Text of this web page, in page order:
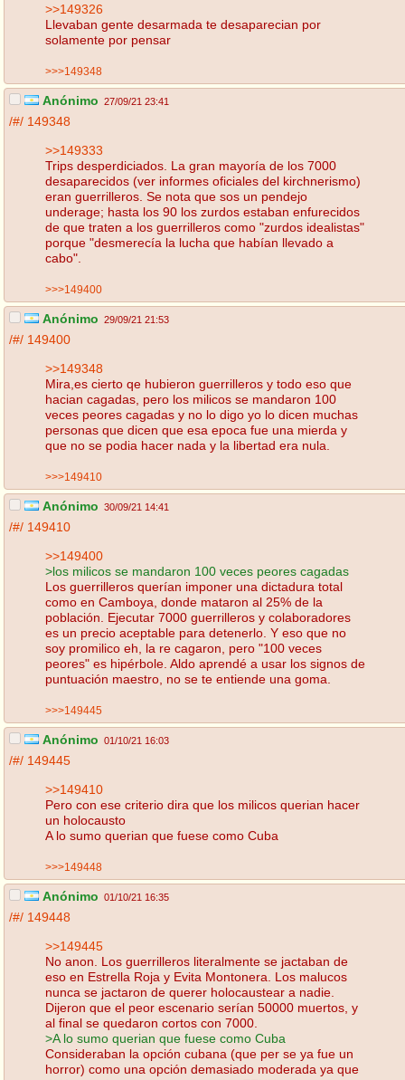
>>149326
Llevaban gente desarmada te desaparecian por
solamente por pensar
>>>149348
Anónimo 27/09/21 23:41
/#/ 149348
>>149333
Trips desperdiciados. La gran mayoría de los 7000
desaparecidos (ver informes oficiales del kirchnerismo)
eran guerrilleros. Se nota que sos un pendejo
underage; hasta los 90 los zurdos estaban enfurecidos
de que traten a los guerrilleros como "zurdos idealistas"
porque "desmerecía la lucha que habían llevado a
cabo".
>>>149400
Anónimo 29/09/21 21:53
/#/ 149400
>>149348
Mira,es cierto qe hubieron guerrilleros y todo eso que
hacian cagadas, pero los milicos se mandaron 100
veces peores cagadas y no lo digo yo lo dicen muchas
personas que dicen que esa epoca fue una mierda y
que no se podia hacer nada y la libertad era nula.
>>>149410
Anónimo 30/09/21 14:41
/#/ 149410
>>149400
>los milicos se mandaron 100 veces peores cagadas
Los guerrilleros querían imponer una dictadura total
como en Camboya, donde mataron al 25% de la
población. Ejecutar 7000 guerrilleros y colaboradores
es un precio aceptable para detenerlo. Y eso que no
soy promilico eh, la re cagaron, pero "100 veces
peores" es hipérbole. Aldo aprendé a usar los signos de
puntuación maestro, no se te entiende una goma.
>>>149445
Anónimo 01/10/21 16:03
/#/ 149445
>>149410
Pero con ese criterio dira que los milicos querian hacer
un holocausto
A lo sumo querian que fuese como Cuba
>>>149448
Anónimo 01/10/21 16:35
/#/ 149448
>>149445
No anon. Los guerrilleros literalmente se jactaban de
eso en Estrella Roja y Evita Montonera. Los malucos
nunca se jactaron de querer holocaustear a nadie.
Dijeron que el peor escenario serían 50000 muertos, y
al final se quedaron cortos con 7000.
>A lo sumo querian que fuese como Cuba
Consideraban la opción cubana (que per se ya fue un
horror) como una opción demasiado moderada ya que